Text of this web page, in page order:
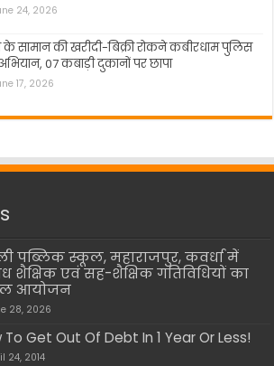
24, 2026
के सामान की खरीदी-बिक्री रोकने कबीरधाम पुलिस
07 कबाड़ी दुकानों पर छापा
17, 2026
पब्लिक स्कूल, महाराजपुर, कवर्धा में
शैक्षिक एवं सह-शैक्षिक गतिविधियों का
आयोजन
28, 2026
To Get Out Of Debt In 1 Year Or Less!
24, 2014